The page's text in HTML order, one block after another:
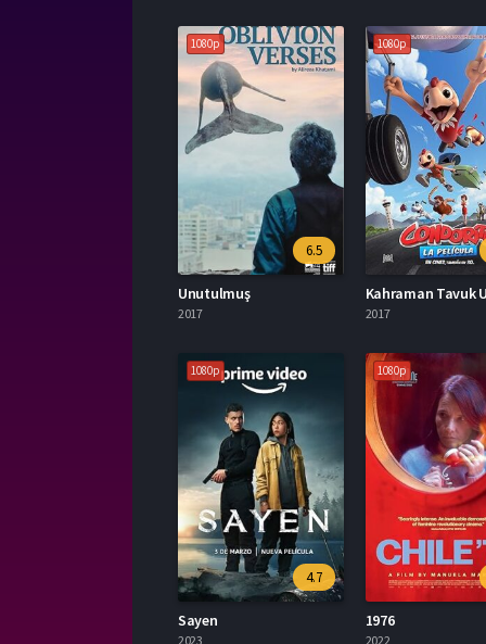
1080p
6.5
Unutulmuş
2017
1080p
Kahraman Tavuk
2017
1080p
4.7
Sayen
2023
1080p
1976
2022